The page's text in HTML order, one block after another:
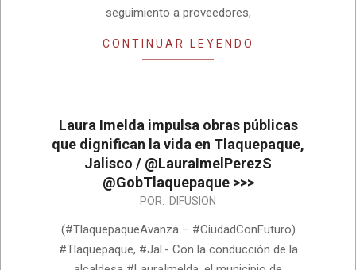
seguimiento a proveedores,
CONTINUAR LEYENDO
Laura Imelda impulsa obras públicas
que dignifican la vida en Tlaquepaque,
Jalisco / @LauraImelPerezS
@GobTlaquepaque >>>
07-
POR: DIFUSION
(#TlaquepaqueAvanza – #CiudadConFuturo)
#Tlaquepaque, #Jal.- Con la conducción de la